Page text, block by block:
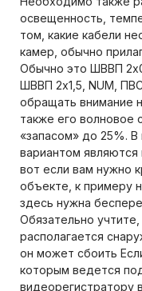
освещенность,
том, какие кабели
камер, обычно
Обычно это ШВВП
ШВВП 2х1,5, NUM,
обращать внимание
также его волновое
«запасом» до 25%. В
вариантом являются
вот если вам нужно
объекте, к примеру
здесь нужна
Обязательно
располагается
он может сбоить
которым ведется
видеорегистратору